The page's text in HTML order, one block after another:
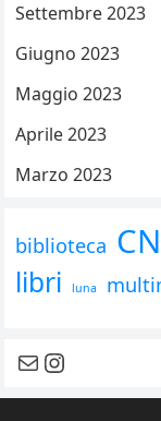
Settembre 2023
Giugno 2023
Maggio 2023
Aprile 2023
Marzo 2023
biblioteca
libri luna
contattaci seguici su instagram